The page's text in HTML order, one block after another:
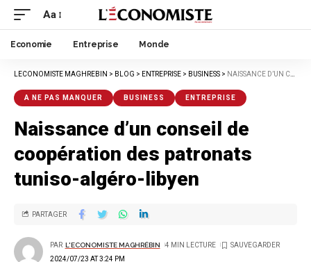
Aa
Economie Entreprise Monde
LECONOMISTE MAGHREBIN > BLOG > ENTREPRISE > BUSINESS > NAISSANCE D’UN CONSEIL DE COOPÉRATION DES PATRONATS TUNISO-ALGÉRO-LIBYEN
A NE PAS MANQUER BUSINESS ENTREPRISE
Naissance d’un conseil de
coopération des patronats
tuniso-algéro-libyen
2024/07/23 AT 3:24 PM
PAR L'ECONOMISTE MAGHRÉBIN 4 MIN LECTURE
PARTAGER